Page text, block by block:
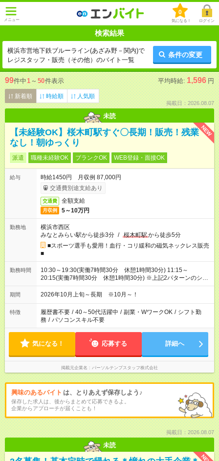
メニュー
0
気になる！ ログイン
検索結果
横浜市営地下鉄ブルーライン(あざみ野－関内)で
レジスタッフ・販売（その他）のバイト一覧
条件の変更
99件中1 ～ 50件表示 平均時給: 1,596 円
新着順 時給順 人気順
掲載日：2026.08.07
未読
NEW
【未経験OK】桜木町駅すぐ〇長期！販売！残業
なし！朝ゆっくり
派遣 職種未経験OK ブランクOK WEB登録・面接OK
給与
時給1450円 月収例 87,000円
交通費別途支給あり
交通費 全額支給
月収例 5～10万円
勤務地
横浜市西区
みなとみらい駅から徒歩3分 / 桜木町駅から徒歩5分
■スポーツ選手も愛用！血行・コリ緩和の磁気ネックレス販売
■
勤務時間
10:30～19:30(実働7時間30分 休憩1時間30分) 11:15～
20:15(実働7時間30分 休憩1時間30分) ※上記2パターンのシフ
ト制です。
期間 2026年10月上旬～長期 ※10月～！
特徴 履歴書不要 / 40～50代活躍中 / 副業・WワークOK / シフト勤
務 / パソコンスキル不要
気になる！ 応募する 詳細へ
掲載元企業名 パーソルテンプスタッフ株式会社
興味のあるバイト は、とりあえず保存しよう♪
保存した求人は、後からまとめて応募できるよ。
企業からアプローチが届くことも！
掲載日：2026.08.07
未読